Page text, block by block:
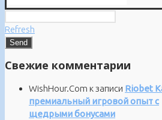
Refresh
Свежие комментарии
WishHour.Com к записи Riobet
премиальный игровой опыт с
щедрыми бонусами